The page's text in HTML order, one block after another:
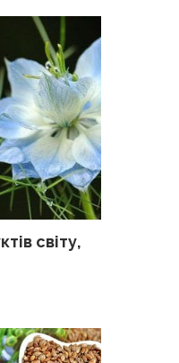
світу,